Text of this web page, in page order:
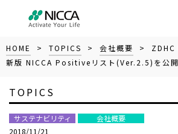
HOME > TOPICS > 会社概要
> ZDHC
新版 NICCA Positiveリスト(Ver.2.5)を公開
TOPICS
サステナビリティ
会社概要
2018/11/21